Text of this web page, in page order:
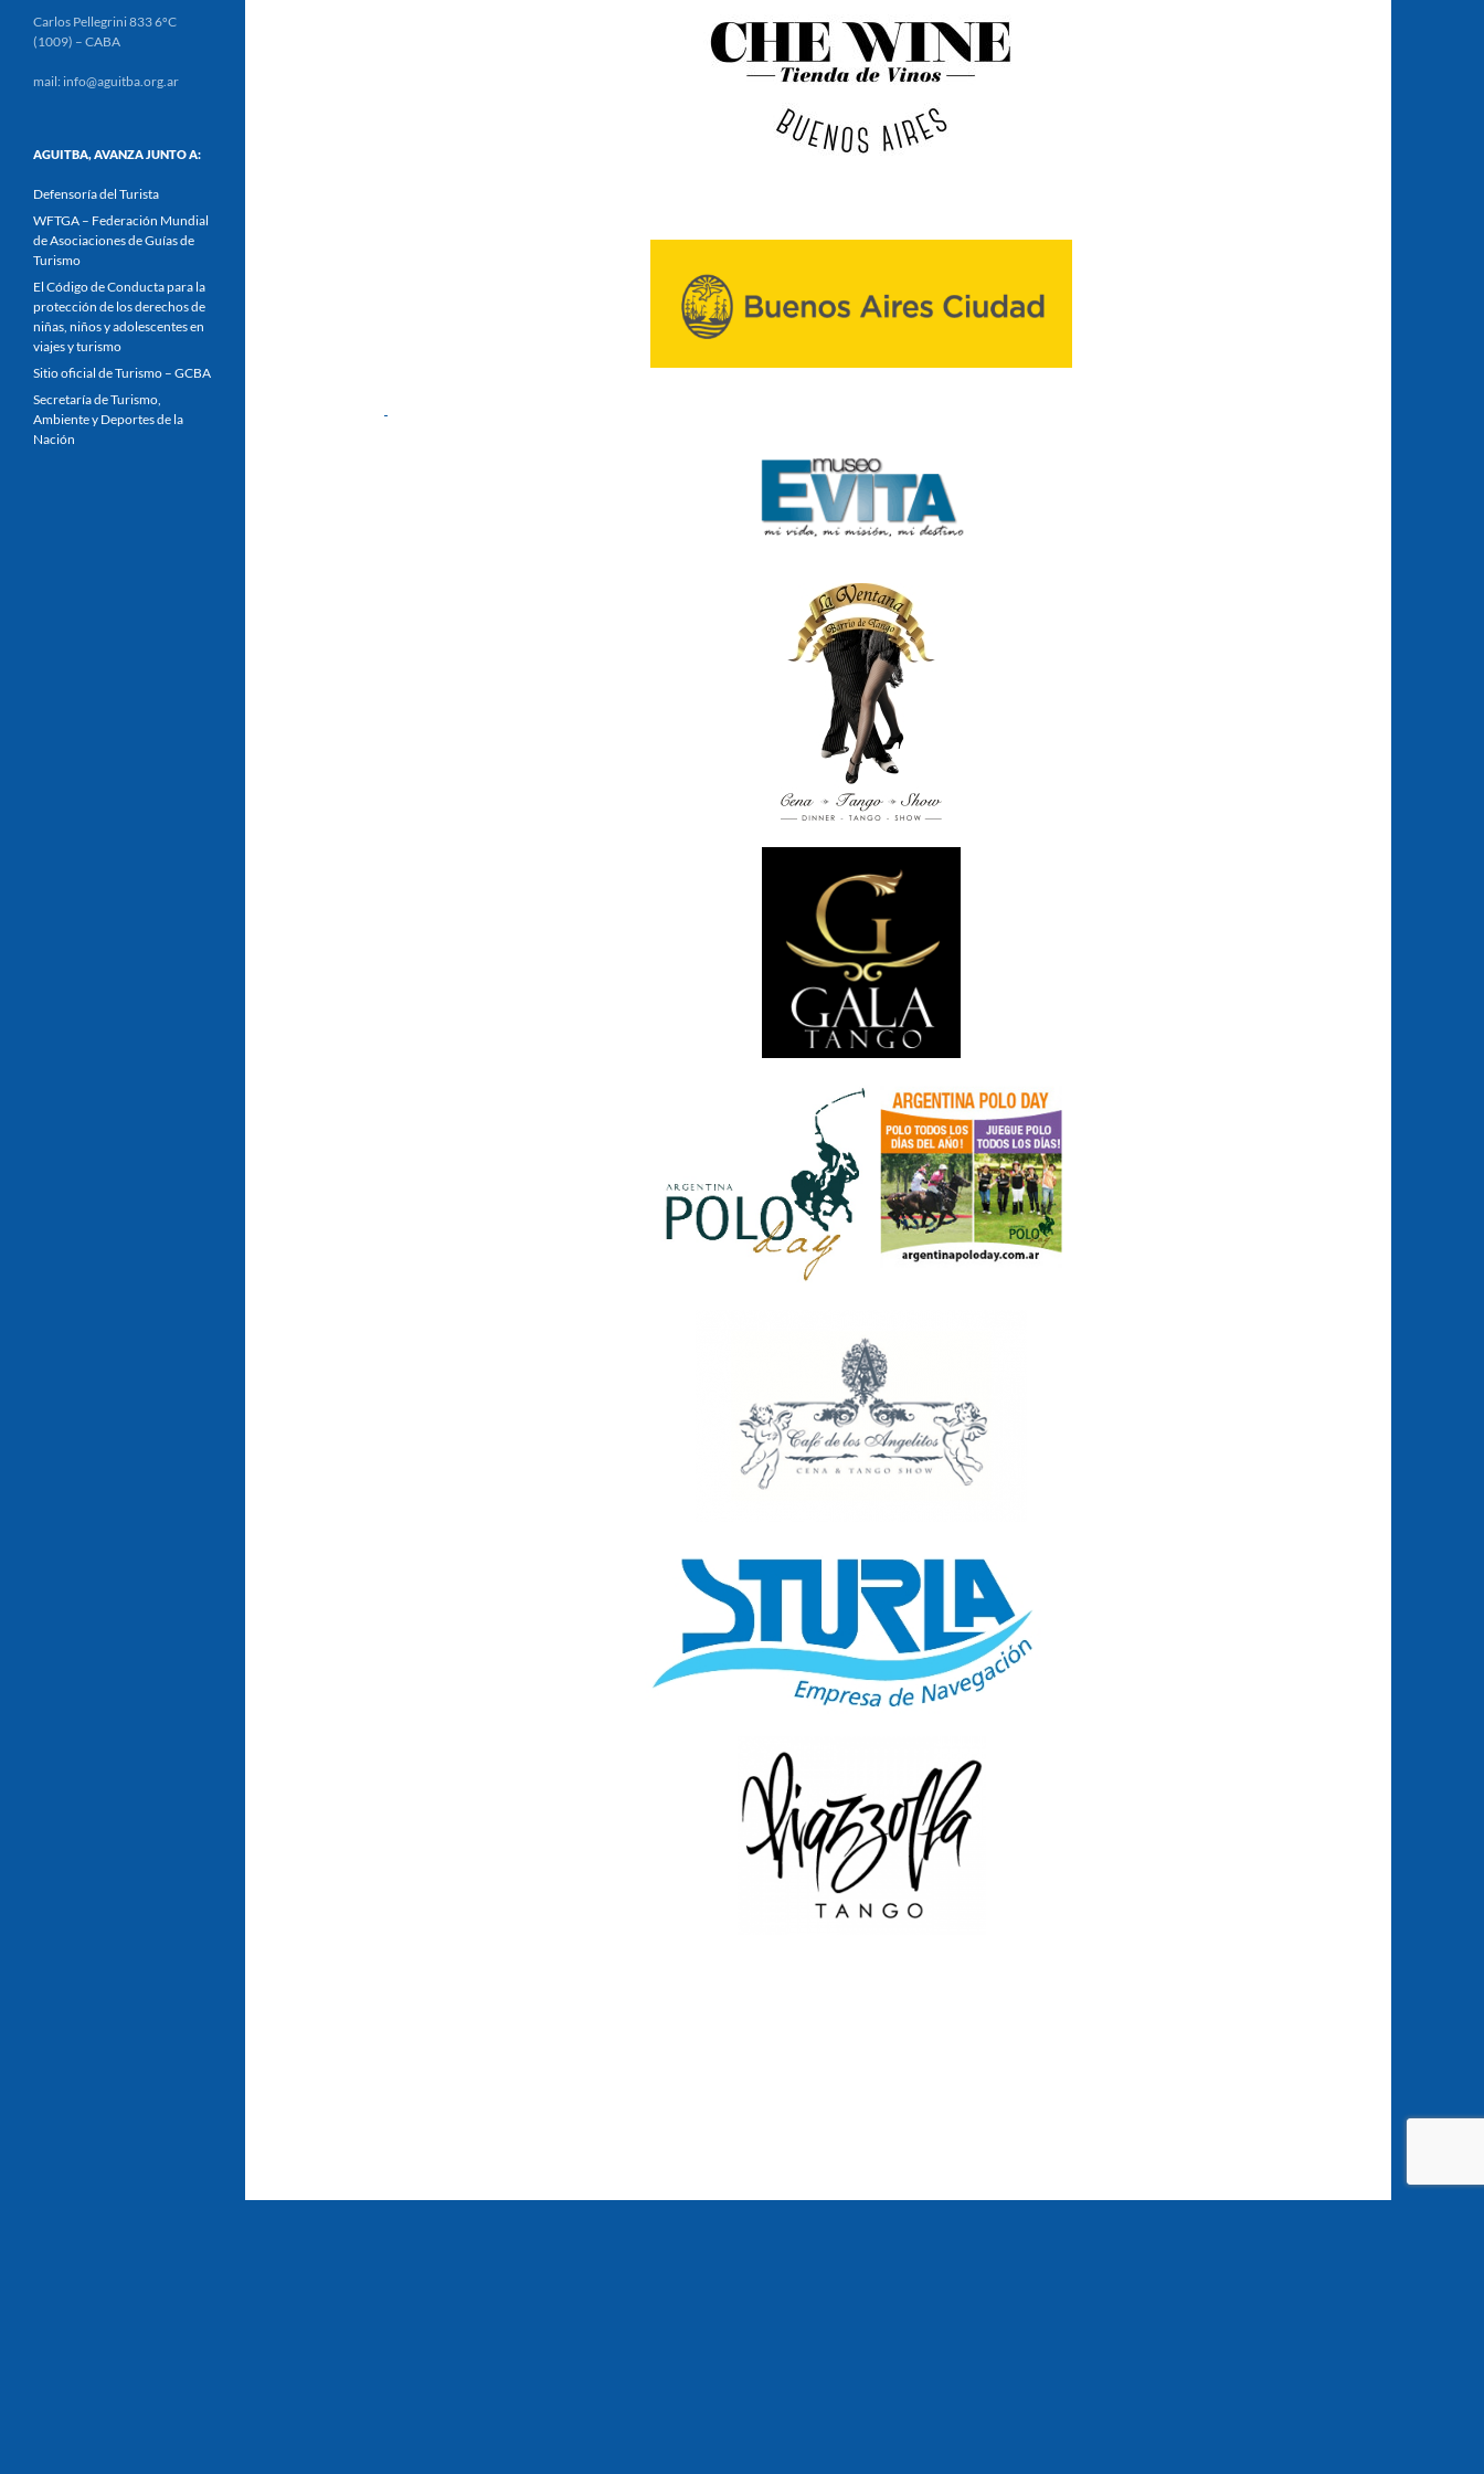
Carlos Pellegrini 833 6ºC
(1009) – CABA
mail: info@aguitba.org.ar
AGUITBA, AVANZA JUNTO A:
Defensoría del Turista
WFTGA – Federación Mundial
de Asociaciones de Guías de
Turismo
El Código de Conducta para la
protección de los derechos de
niñas, niños y adolescentes en
viajes y turismo
Sitio oficial de Turismo – GCBA
Secretaría de Turismo,
Ambiente y Deportes de la
Nación